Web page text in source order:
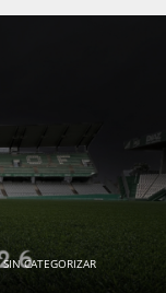
SIN CATEGORIZAR